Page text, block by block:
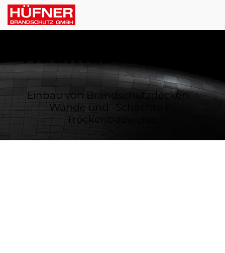
Einbau von Brandschutzdecken, -
Wände und -Schächte in
Trockenbauweise.